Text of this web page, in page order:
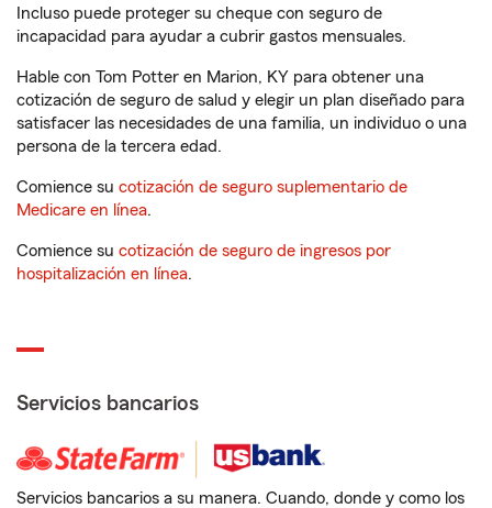
Incluso puede proteger su cheque con seguro de
incapacidad para ayudar a cubrir gastos mensuales.
Hable con Tom Potter en Marion, KY para obtener una
cotización de seguro de salud y elegir un plan diseñado para
satisfacer las necesidades de una familia, un individuo o una
persona de la tercera edad.
Comience su cotización de seguro suplementario de
Medicare en línea.
Comience su cotización de seguro de ingresos por
hospitalización en línea.
Servicios bancarios
Servicios bancarios a su manera. Cuando, donde y como los